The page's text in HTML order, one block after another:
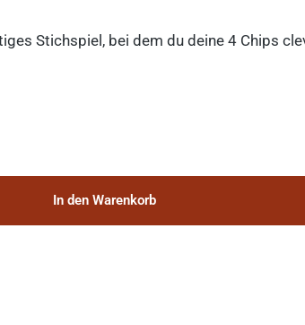
Stichspiel, bei dem du deine 4 Chips
In den Warenkorb